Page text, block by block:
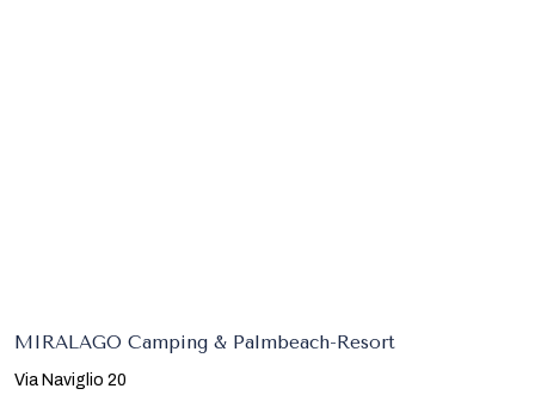
MIRALAGO Camping & Palmbeach-Resort
Via Naviglio 20